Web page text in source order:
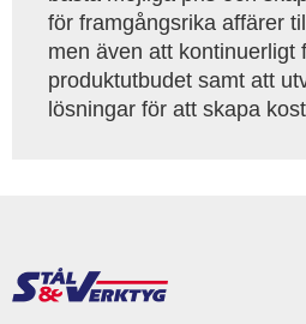
för framgångsrika affärer
men även att kontinuerligt
produktutbudet samt att
lösningar för att skapa